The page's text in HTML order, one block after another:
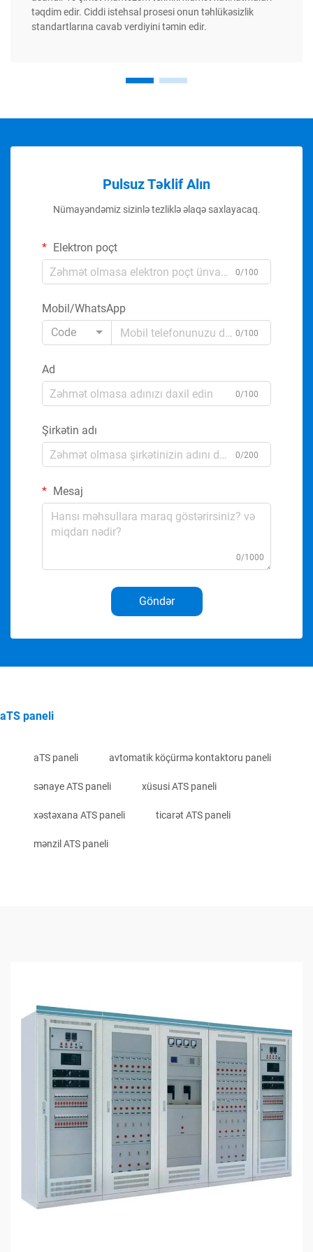
təqdim edir. Ciddi istehsal prosesi onun təhlükəsizlik
standartlarına cavab verdiyini təmin edir.
Pulsuz Təklif Alın
Nümayəndəmiz sizinlə tezliklə əlaqə saxlayacaq.
Elektron poçt
0/100
Mobil/WhatsApp
Code
0/100
Ad
0/100
Şirkətin adı
0/200
Mesaj
0/1000
Göndər
aTS paneli
aTS paneli avtomatik köçürmə kontaktoru paneli
sənaye ATS paneli xüsusi ATS paneli
xəstəxana ATS paneli ticarət ATS paneli
mənzil ATS paneli